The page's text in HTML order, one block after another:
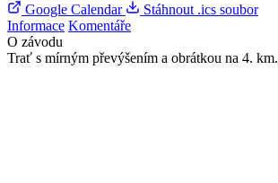
Google Calendar
Stáhnout .ics soubor
Informace Komentáře
O závodu
Trať s mírným převýšením a obrátkou na 4. km.